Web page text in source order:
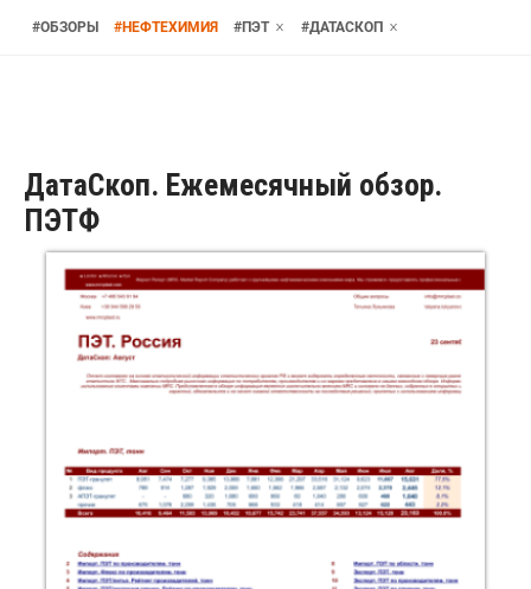
#ОБЗОРЫ #НЕФТЕХИМИЯ #ПЭТ #ДАТАСКОП
ДатаСкоп. Ежемесячный обзор.
ПЭТФ